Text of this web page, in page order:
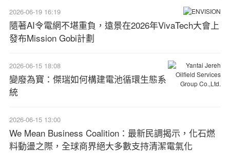
2026-06-19 16:19
隨著AI令電網不堪重負，遠景在2026年VivaTech大會上
發布Mission Gobi計劃
2026-06-15 18:08
變廢為寶：傑瑞如何構建電池循環生態系
統
2026-06-15 13:00
We Mean Business Coalition：最新民調揭示，化石燃
料動盪之際，全球商界絕大多數支持清潔電氣化